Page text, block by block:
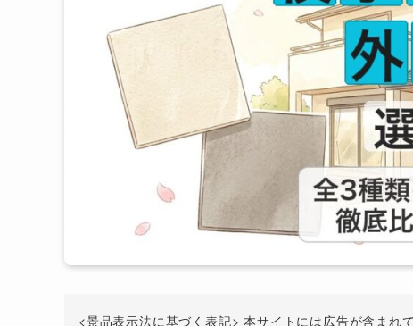
<景品表示法に基づく表記> 本サイトには広告が含まれ